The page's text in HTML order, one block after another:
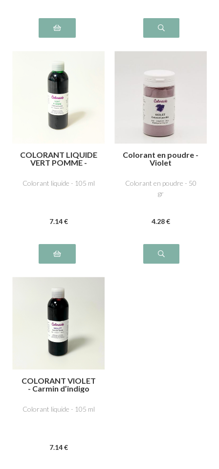
COLORANT LIQUIDE
VERT POMME -
Colorant liquide - 105 ml
7.14 €
Colorant en poudre -
Violet
Colorant en poudre - 50
gr
4.28 €
COLORANT VIOLET
- Carmin d’indigo
Colorant liquide - 105 ml
7.14 €